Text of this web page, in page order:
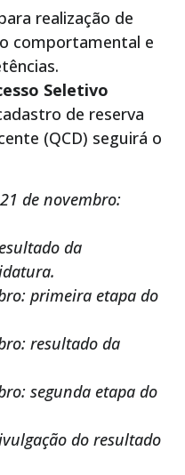
realização de
comportamental e
Seletivo
de reserva
(QCD) seguirá o
de novembro:
da
primeira etapa do
resultado da
segunda etapa do
do resultado